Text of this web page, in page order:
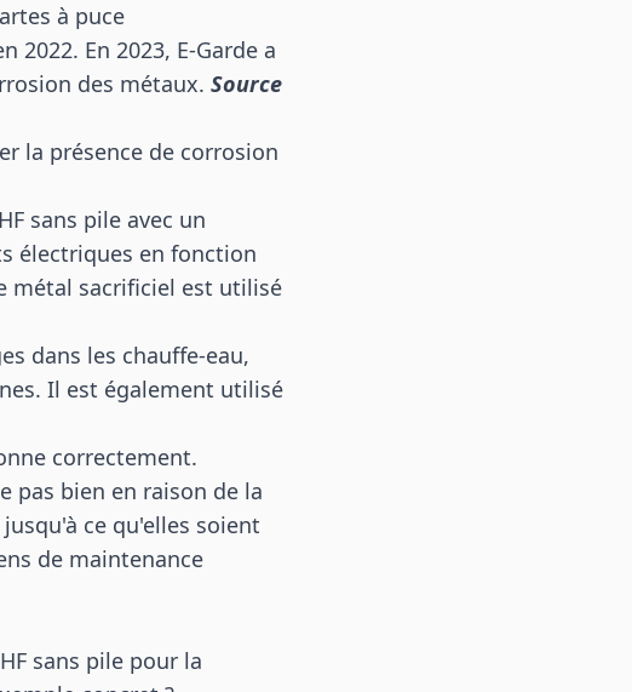
à puce
En 2023, E-Garde a
des métaux. Source
la présence de corrosion
sans pile avec un
électriques en fonction
métal sacrificiel est utilisé
dans les chauffe-eau,
Il est également utilisé
correctement.
pas bien en raison de la
ce qu'elles soient
de maintenance
sans pile pour la